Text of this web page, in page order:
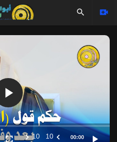
Video
Player
00:00
10
10